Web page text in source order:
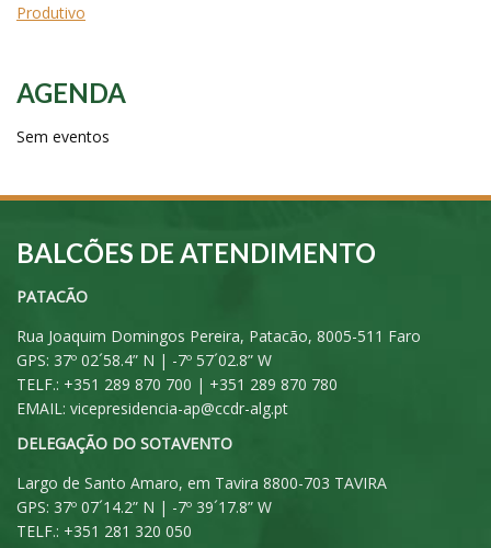
Produtivo
AGENDA
Sem eventos
BALCÕES DE ATENDIMENTO
PATACÃO
Rua Joaquim Domingos Pereira, Patacão, 8005-511 Faro
GPS: 37º 02´58.4” N | -7º 57´02.8” W
TELF.: +351 289 870 700 | +351 289 870 780
EMAIL: vicepresidencia-ap@ccdr-alg.pt
DELEGAÇÃO DO SOTAVENTO
Largo de Santo Amaro, em Tavira 8800-703 TAVIRA
GPS: 37º 07´14.2” N | -7º 39´17.8” W
TELF.: +351 281 320 050